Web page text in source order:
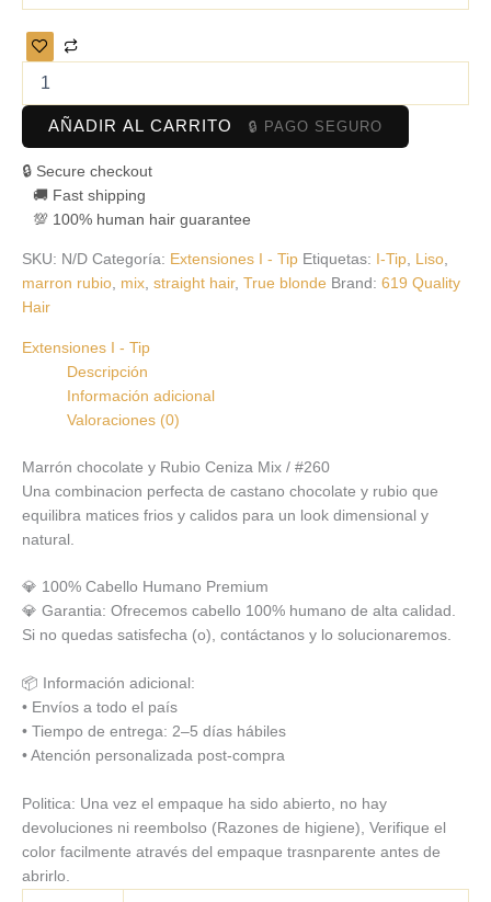
AÑADIR AL CARRITO
🔒 Secure checkout
🚚 Fast shipping
💯 100% human hair guarantee
SKU: N/D Categoría: Extensiones I - Tip Etiquetas: I-Tip, Liso,
marron rubio, mix, straight hair, True blonde Brand: 619 Quality
Hair
Extensiones I - Tip
Descripción
Información adicional
Valoraciones (0)
Marrón chocolate y Rubio Ceniza Mix / #260
Una combinacion perfecta de castano chocolate y rubio que
equilibra matices frios y calidos para un look dimensional y
natural.
💎 100% Cabello Humano Premium
💎 Garantia: Ofrecemos cabello 100% humano de alta calidad.
Si no quedas satisfecha (o), contáctanos y lo solucionaremos.
📦 Información adicional:
• Envíos a todo el país
• Tiempo de entrega: 2–5 días hábiles
• Atención personalizada post-compra
Politica: Una vez el empaque ha sido abierto, no hay
devoluciones ni reembolso (Razones de higiene), Verifique el
color facilmente através del empaque trasnparente antes de
abrirlo.